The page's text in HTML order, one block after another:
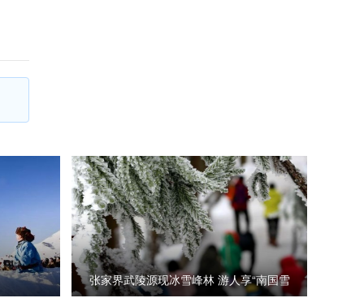
张家界武陵源现冰雪峰林 游人享“南国雪